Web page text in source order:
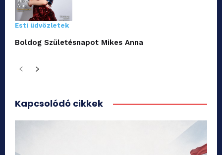
Esti üdvözletek
Boldog Születésnapot Mikes Anna
Kapcsolódó cikkek